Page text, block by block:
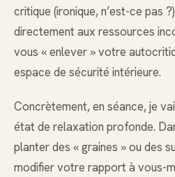
critique (ironique, n’est-ce pas
directement aux ressources
vous « enlever » votre
espace de sécurité intérieure.
Concrètement, en séance, je
état de relaxation profonde.
planter des « graines » ou des
modifier votre rapport à vous-